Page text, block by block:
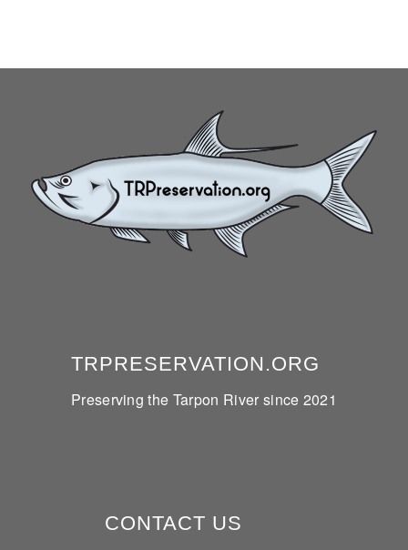
TRPRESERVATION.ORG
Preserving the Tarpon River since 2021
CONTACT US